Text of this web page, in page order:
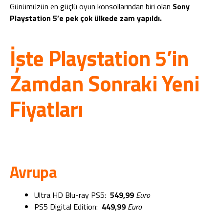
Günümüzün en güçlü oyun konsollarından biri olan Sony
Playstation 5’e pek çok ülkede zam yapıldı.
İşte Playstation 5’in
Zamdan Sonraki Yeni
Fiyatları
Avrupa
Ultra HD Blu-ray PS5: 549,99 Euro
PS5 Digital Edition: 449,99 Euro